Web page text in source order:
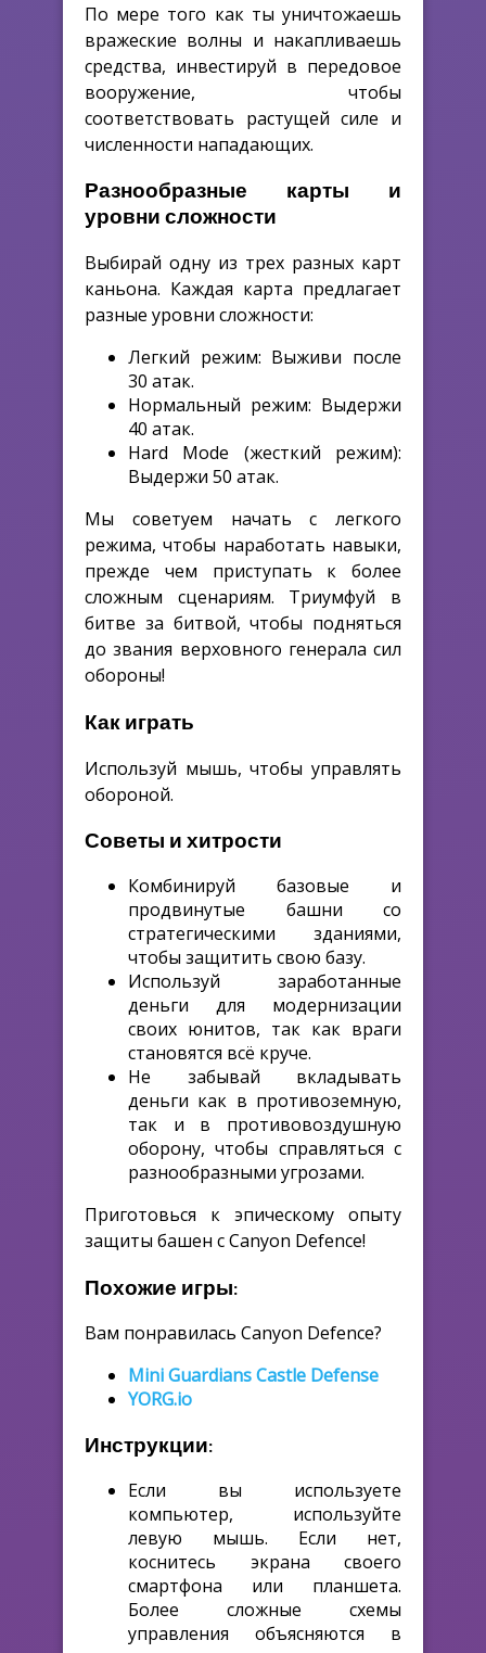
По мере того как ты уничтожаешь
вражеские волны и накапливаешь
средства, инвестируй в передовое
вооружение, чтобы
соответствовать растущей силе и
численности нападающих.
Разнообразные карты и
уровни сложности
Выбирай одну из трех разных карт
каньона. Каждая карта предлагает
разные уровни сложности:
Легкий режим: Выживи после
30 атак.
Нормальный режим: Выдержи
40 атак.
Hard Mode (жесткий режим):
Выдержи 50 атак.
Мы советуем начать с легкого
режима, чтобы наработать навыки,
прежде чем приступать к более
сложным сценариям. Триумфуй в
битве за битвой, чтобы подняться
до звания верховного генерала сил
обороны!
Как играть
Используй мышь, чтобы управлять
обороной.
Советы и хитрости
Комбинируй базовые и
продвинутые башни со
стратегическими зданиями,
чтобы защитить свою базу.
Используй заработанные
деньги для модернизации
своих юнитов, так как враги
становятся всё круче.
Не забывай вкладывать
деньги как в противоземную,
так и в противовоздушную
оборону, чтобы справляться с
разнообразными угрозами.
Приготовься к эпическому опыту
защиты башен с Canyon Defence!
Похожие игры:
Вам понравилась Canyon Defence?
Mini Guardians Castle Defense
YORG.io
Инструкции:
Если вы используете
компьютер, используйте
левую мышь. Если нет,
коснитесь экрана своего
смартфона или планшета.
Более сложные схемы
управления объясняются в